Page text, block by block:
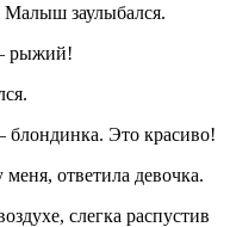
заулыбался.
рыжий!
Это красиво!
ответила девочка.
слегка распустив